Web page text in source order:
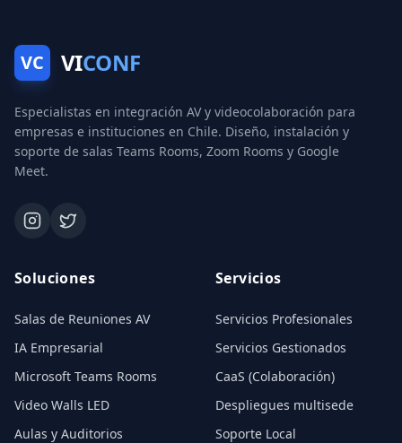
VC VICONF
Especialistas en integración AV y videocolaboración para
empresas e instituciones en Chile. Diseño, instalación y
soporte de salas Teams Rooms, Zoom Rooms y Google
Meet.
Soluciones
Salas de Reuniones AV
IA Empresarial
Microsoft Teams Rooms
Video Walls LED
Aulas y Auditorios
Servicios
Servicios Profesionales
Servicios Gestionados
CaaS (Colaboración)
Despliegues multisede
Soporte Local